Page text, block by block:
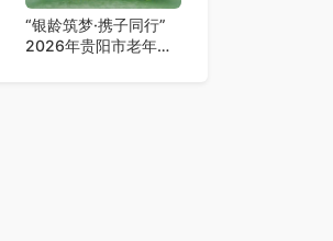
“银龄筑梦·携子同行”
2026年贵阳市老年人